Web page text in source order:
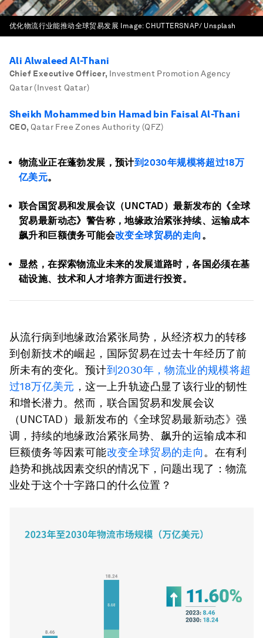
优化物流行业能推动全球贸易发展 Image:CHUTTERSNAP/ Unsplash
Ali Alwaleed Al-Thani
Chief Executive Officer, Investment Promotion Agency
Qatar (Invest Qatar)
Sheikh Mohammed bin Hamad bin Faisal Al-Thani
CEO, Qatar Free Zones Authority (QFZ)
物流业正在蓬勃发展，预计到2030年规模将超过18万
亿美元。
联合国贸易和发展会议（UNCTAD）最新发布的《全球
贸易最新动态》警告称，地缘政治紧张持续、运输成本
飙升和巨额债务可能会改变全球贸易的走向 。
显然，在探索物流业未来的发展道路时，各国必须在基
础设施、技术和人才培养方面进行投资。
从流行病到地缘政治紧张局势，从经济权力的转移
到创新技术的崛起，国际贸易在过去十年经历了前
所未有的变化。预计到2030年，物流业的规模将超
过18万亿美元 ，这一上升轨迹凸显了该行业的韧性
和增长潜力。然而，联合国贸易和发展会议
（UNCTAD）最新发布的《全球贸易最新动态》强
调，持续的地缘政治紧张局势、飙升的运输成本和
巨额债务等因素可能改变全球贸易的走向 。在有利
趋势和挑战因素交织的情况下，问题出现了：物流
业处于这个十字路口的什么位置？